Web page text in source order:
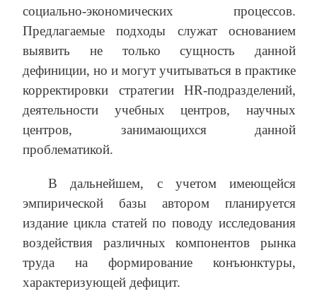
социально-экономических процессов.
Предлагаемые подходы служат основанием
выявить не только сущность данной
дефиниции, но и могут учитываться в практике
корректировки стратегии HR-подразделений,
деятельности учебных центров, научных
центров, занимающихся данной
проблематикой.
В дальнейшем, с учетом имеющейся
эмпирической базы автором планируется
издание цикла статей по поводу исследования
воздействия различных компонентов рынка
труда на формирование конъюнктуры,
характеризующей дефицит.